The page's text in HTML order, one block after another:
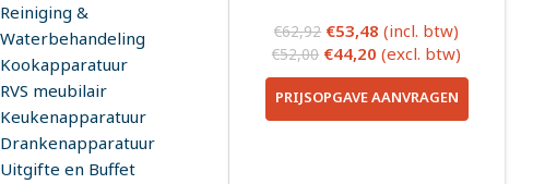
Reiniging &
Waterbehandeling
Kookapparatuur
RVS meubilair
Keukenapparatuur
Drankenapparatuur
Uitgifte en Buffet
€62,92 €53,48 (incl. btw)
€52,00 €44,20 (excl. btw)
PRIJSOPGAVE AANVRAGEN